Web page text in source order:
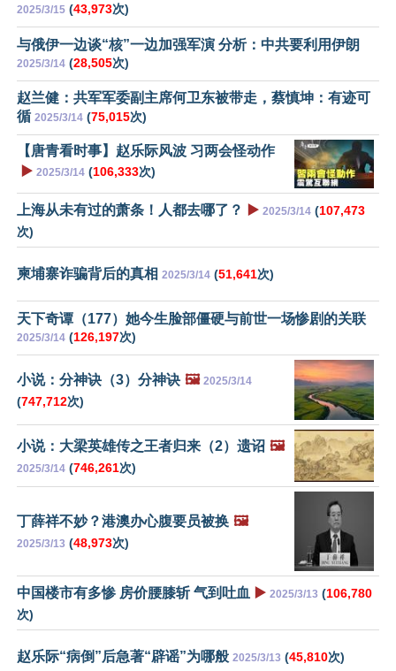
2025/3/15 (43,973次)
与俄伊一边谈“核”一边加强军演 分析：中共要利用伊朗
2025/3/14 (28,505次)
赵兰健：共军军委副主席何卫东被带走，蔡慎坤：有迹可
循 2025/3/14 (75,015次)
【唐青看时事】赵乐际风波 习两会怪动作
▶️ 2025/3/14 (106,333次)
上海从未有过的萧条！人都去哪了？ ▶️ 2025/3/14 (107,473
次)
柬埔寨诈骗背后的真相 2025/3/14 (51,641次)
天下奇谭（177）她今生脸部僵硬与前世一场惨剧的关联
2025/3/14 (126,197次)
小说：分神诀（3）分神诀 🖼️ 2025/3/14
(747,712次)
小说：大梁英雄传之王者归来（2）遗诏 🖼️
2025/3/14 (746,261次)
丁薛祥不妙？港澳办心腹要员被换 🖼️
2025/3/13 (48,973次)
中国楼市有多惨 房价腰膝斩 气到吐血 ▶️ 2025/3/13 (106,780
次)
赵乐际“病倒”后急著“辟谣”为哪般 2025/3/13 (45,810次)